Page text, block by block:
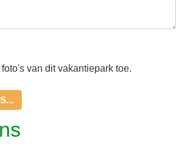
van dit vakantiepark toe.